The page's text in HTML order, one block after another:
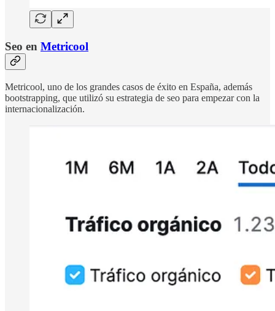
Seo en Metricool
Metricool, uno de los grandes casos de éxito en España, además
bootstrapping, que utilizó su estrategia de seo para empezar con la
internacionalización.